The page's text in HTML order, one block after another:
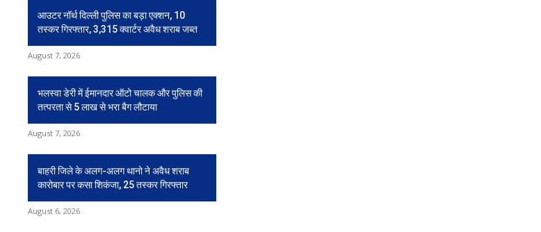
आउटर नॉर्थ दिल्ली पुलिस का बड़ा एक्शन, 10
तस्कर गिरफ्तार, 3,315 क्वार्टर अवैध शराब जब्त
August 7, 2026
भलस्वा डेरी में ईमानदार ऑटो चालक और पुलिस की
तत्परता से 5 लाख से भरा बैग लौटाया
August 7, 2026
बाहरी जिले के अलग-अलग थानो ने अवैध शराब
कारोबार पर कसा शिकंजा, 25 तस्कर गिरफ्तार
August 6, 2026